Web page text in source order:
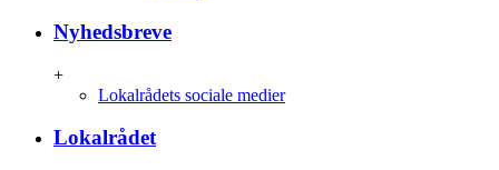
Nyhedsbreve
+
Lokalrådets sociale medier
Lokalrådet